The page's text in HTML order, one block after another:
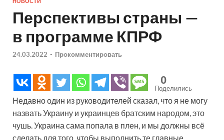
Перспективы страны —
в программе КПРФ
24.03.2022 - Прокомментировать
0
Поделились
Недавно один из руководителей сказал, что я не могу
назвать Украину и украинцев братским народом, это
чушь. Украина сама попала в плен, и мы должны всё
сделать для того, чтобы выполнить те главные